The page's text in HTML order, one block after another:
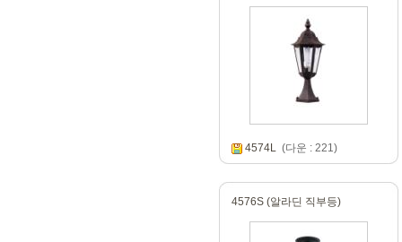
4574L(다운 : 221)
4576S (알라딘 직부등)